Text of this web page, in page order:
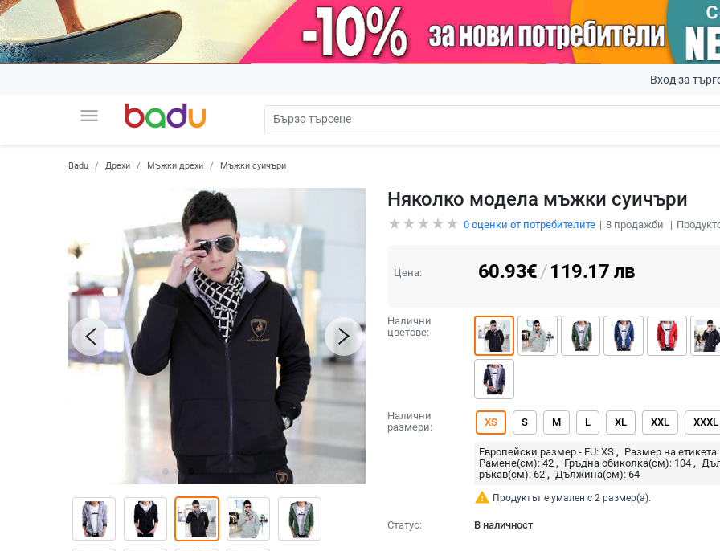
menu
Вход за
Badu Дрехи Мъжки дрехи Мъжки суичъри
Няколко модела мъжки суичъри
0оценки от потребителите 8продажби
Цена: 60.93€/119.17 лв
Налични
цветове:
Налични
размери:
XS S M L XL XXL XXXL
Европейски размер - EU: XS Размер на етикета:
Рамене(см): 42 Гръдна обиколка(см): 104
ръкав(см): 62 Дължина(см): 64
warning Продуктът е умален с 2 размер(а).
Статус: В наличност